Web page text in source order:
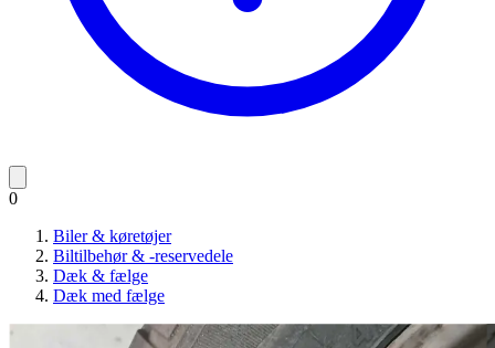
0
Biler & køretøjer
Biltilbehør & -reservedele
Dæk & fælge
Dæk med fælge